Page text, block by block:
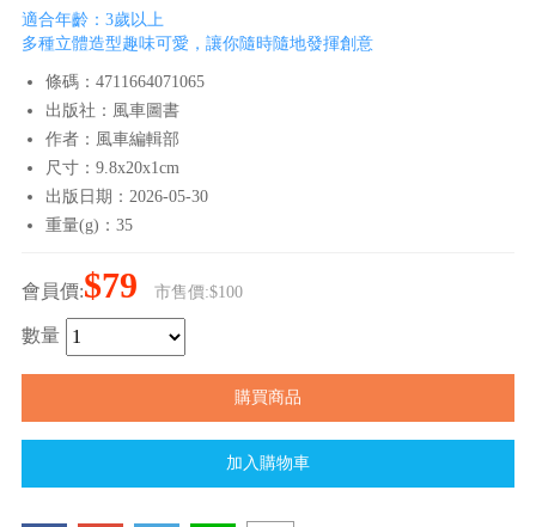
適合年齡：3歲以上
多種立體造型趣味可愛，讓你隨時隨地發揮創意
條碼：4711664071065
出版社：風車圖書
作者：風車編輯部
尺寸：9.8x20x1cm
出版日期：2026-05-30
重量(g)：35
會員價:$79 市售價:$100
數量